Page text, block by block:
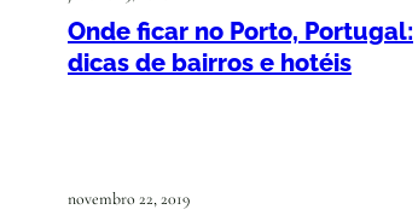
Onde ficar no Porto, Portugal:
dicas de bairros e hotéis
novembro 22, 2019